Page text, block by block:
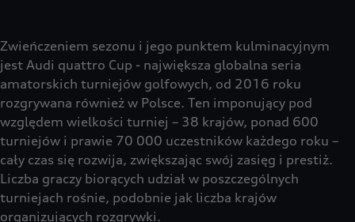
Zwieńczeniem sezonu i jego punktem kulminacyjnym
jest Audi quattro Cup - największa globalna seria
amatorskich turniejów golfowych, od 2016 roku
rozgrywana również w Polsce. Ten imponujący pod
względem wielkości turniej – 38 krajów, ponad 600
turniejów i prawie 70 000 uczestników każdego roku –
cały czas się rozwija, zwiększając swój zasięg i prestiż.
Liczba graczy biorących udział w poszczególnych
turniejach rośnie, podobnie jak liczba krajów
organizujących rozgrywki.